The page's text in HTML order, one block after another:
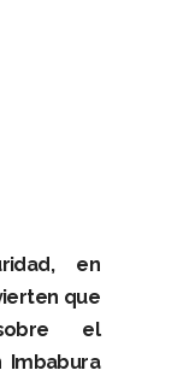
en
que
el
Imbabura